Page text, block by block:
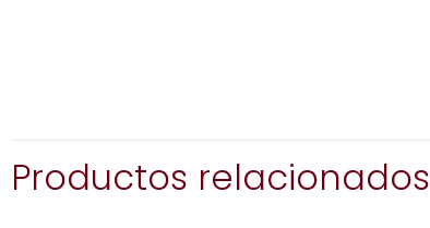
Productos relacionados